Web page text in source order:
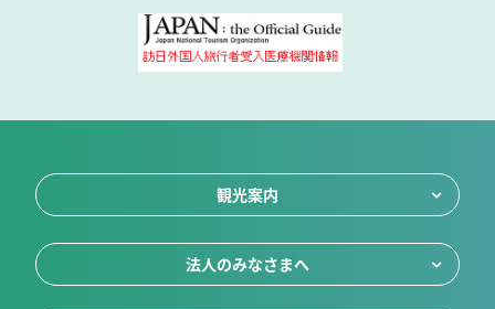
観光案内
法人のみなさまへ